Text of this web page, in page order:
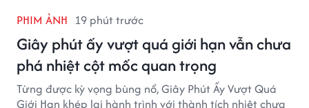
PHIM ẢNH 19 phút trước
Giây phút ấy vượt quá giới hạn vẫn chưa
phá nhiệt cột mốc quan trọng
Từng được kỳ vọng bùng nổ, Giây Phút Ấy Vượt Quá
Giới Hạn khép lại hành trình với thành tích nhiệt chưa